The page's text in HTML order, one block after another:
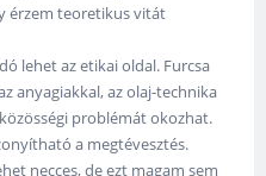
érzem teoretikus vitát
lehet az etikai oldal. Furcsa
anyagiakkal, az olaj-technika
problémát okozhat.
a megtévesztés.
necces, de ezt magam sem